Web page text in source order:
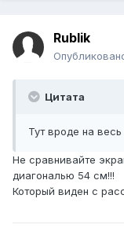
Rublik
Цитата
Тут вроде на весь
Не сравнивайте
диагональю 54 см!!!
Который виден с